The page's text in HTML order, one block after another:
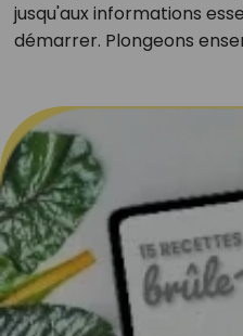
jusqu'aux informations
démarrer. Plongeons